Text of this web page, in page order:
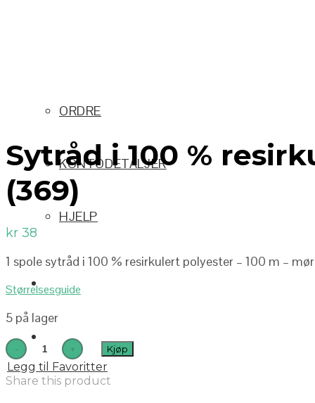
ORDRE
KONTODETALJER
HJELP
Sytråd i 100 %
(369)
kr 38
1 spole sytråd i 100 % resirkulert polyester – 100 m –
Størrelsesguide
5 på lager
Kjøp
Legg til Favoritter
Share this product